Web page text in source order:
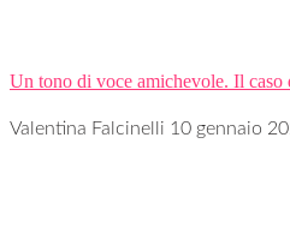
Un tono di voce amichevole. Il caso
Valentina Falcinelli 10 gennaio